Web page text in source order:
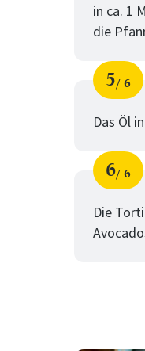
in ca. 1
die
5
von
6
Das Öl
6
von
6
Die